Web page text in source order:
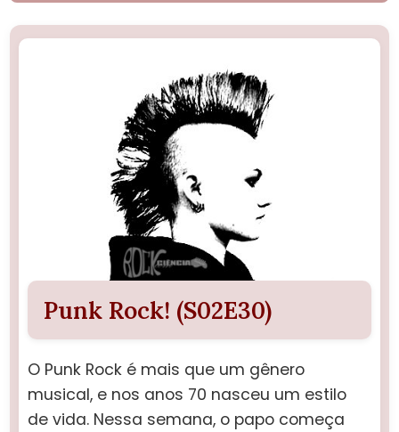
Punk Rock! (S02E30)
O Punk Rock é mais que um gênero
musical, e nos anos 70 nasceu um estilo
de vida. Nessa semana, o papo começa